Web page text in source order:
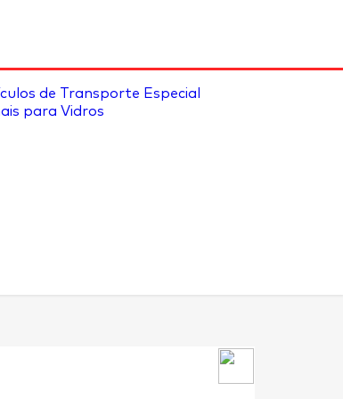
de Transporte Especial
para Vidros